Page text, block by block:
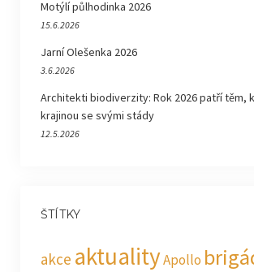
Motýlí půlhodinka 2026
15.6.2026
Jarní Olešenka 2026
3.6.2026
Architekti biodiverzity: Rok 2026 patří těm,
krajinou se svými stády
12.5.2026
ŠTÍTKY
akce aktualityApollo